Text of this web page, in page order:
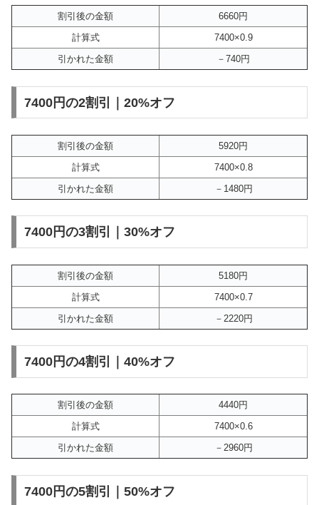
割引後の金額
6660円
計算式
7400×0.9
引かれた金額
－740円
7400円の2割引｜20%オフ
割引後の金額
5920円
計算式
7400×0.8
引かれた金額
－1480円
7400円の3割引｜30%オフ
割引後の金額
5180円
計算式
7400×0.7
引かれた金額
－2220円
7400円の4割引｜40%オフ
割引後の金額
4440円
計算式
7400×0.6
引かれた金額
－2960円
7400円の5割引｜50%オフ